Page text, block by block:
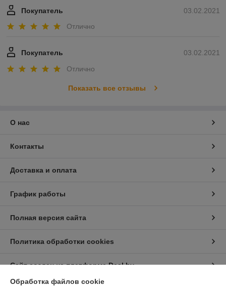
03.02.2021
Покупатель
Отлично
03.02.2021
Покупатель
Отлично
Показать все отзывы
О нас
Контакты
Доставка и оплата
График работы
Полная версия сайта
Политика обработки cookies
Сайт создан на платформе Deal.by
Обработка файлов cookie